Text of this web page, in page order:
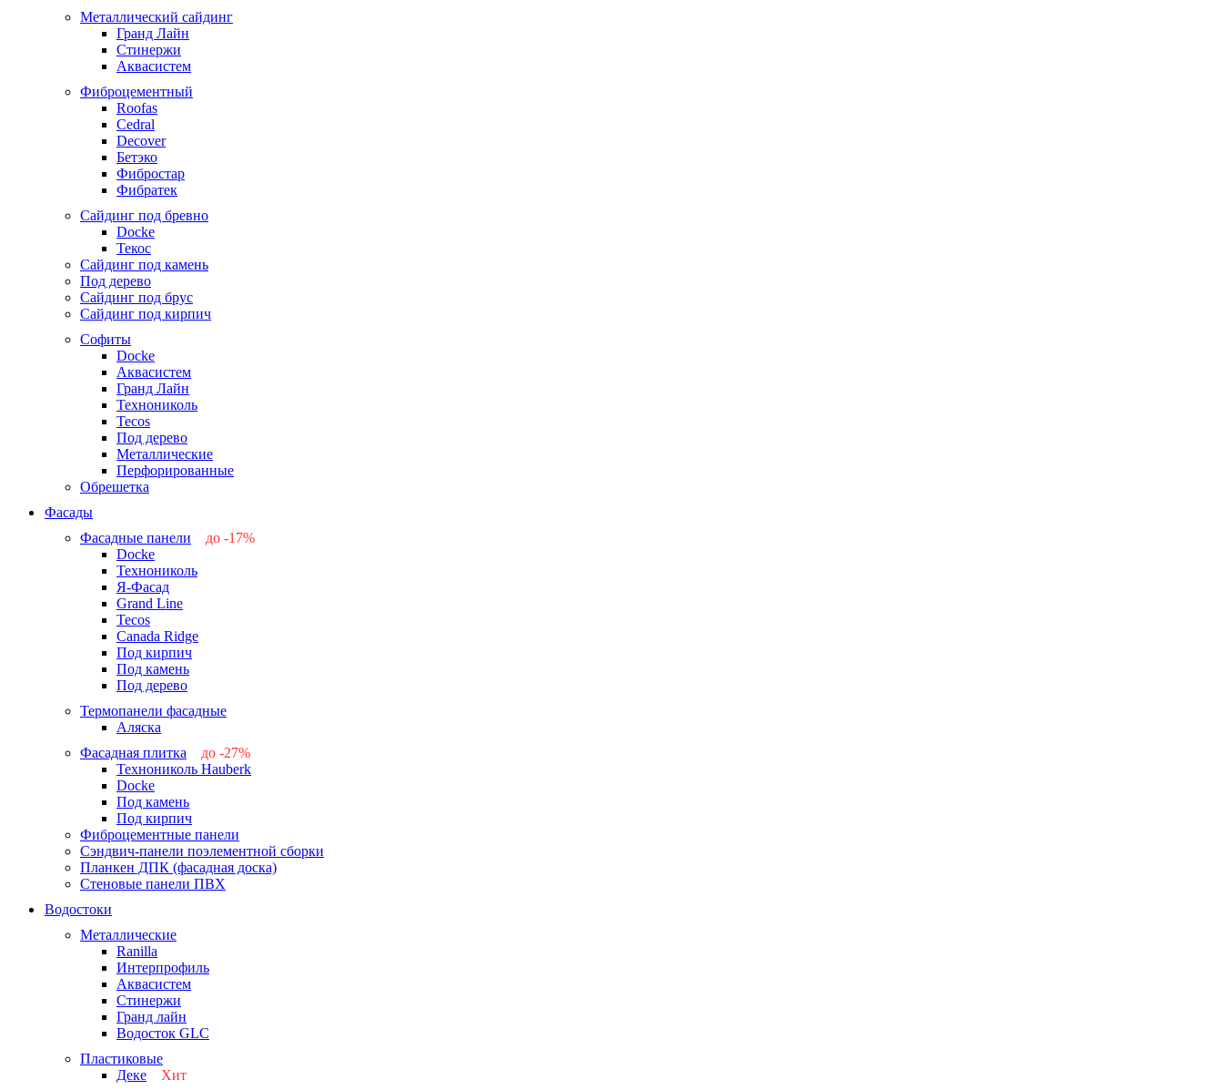
Металлический сайдинг
Гранд Лайн
Стинержи
Аквасистем
Фиброцементный
Roofas
Cedral
Decover
Бетэко
Фибростар
Фибратек
Сайдинг под бревно
Docke
Текос
Сайдинг под камень
Под дерево
Сайдинг под брус
Сайдинг под кирпич
Софиты
Docke
Аквасистем
Гранд Лайн
Технониколь
Tecos
Под дерево
Металлические
Перфорированные
Обрешетка
Фасады
Фасадные панели
до -17%
Docke
Технониколь
Я-Фасад
Grand Line
Tecos
Canada Ridge
Под кирпич
Под камень
Под дерево
Термопанели фасадные
Аляска
Фасадная плитка
до -27%
Технониколь Hauberk
Docke
Под камень
Под кирпич
Фиброцементные панели
Сэндвич-панели поэлементной сборки
Планкен ДПК (фасадная доска)
Стеновые панели ПВХ
Водостоки
Металлические
Ranilla
Интерпрофиль
Аквасистем
Стинержи
Гранд лайн
Водосток GLC
Пластиковые
Деке
Хит